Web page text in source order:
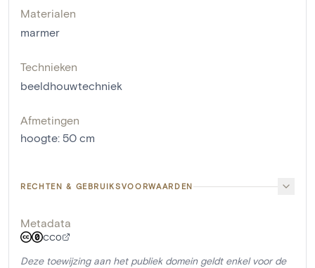
Materialen
marmer
Technieken
beeldhouwtechniek
Afmetingen
hoogte: 50 cm
RECHTEN & GEBRUIKSVOORWAARDEN
Metadata
CC0
Deze toewijzing aan het publiek domein geldt enkel voor de